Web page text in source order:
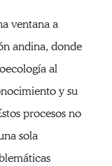
ventana a
andina, donde
al
y su
procesos no
sola